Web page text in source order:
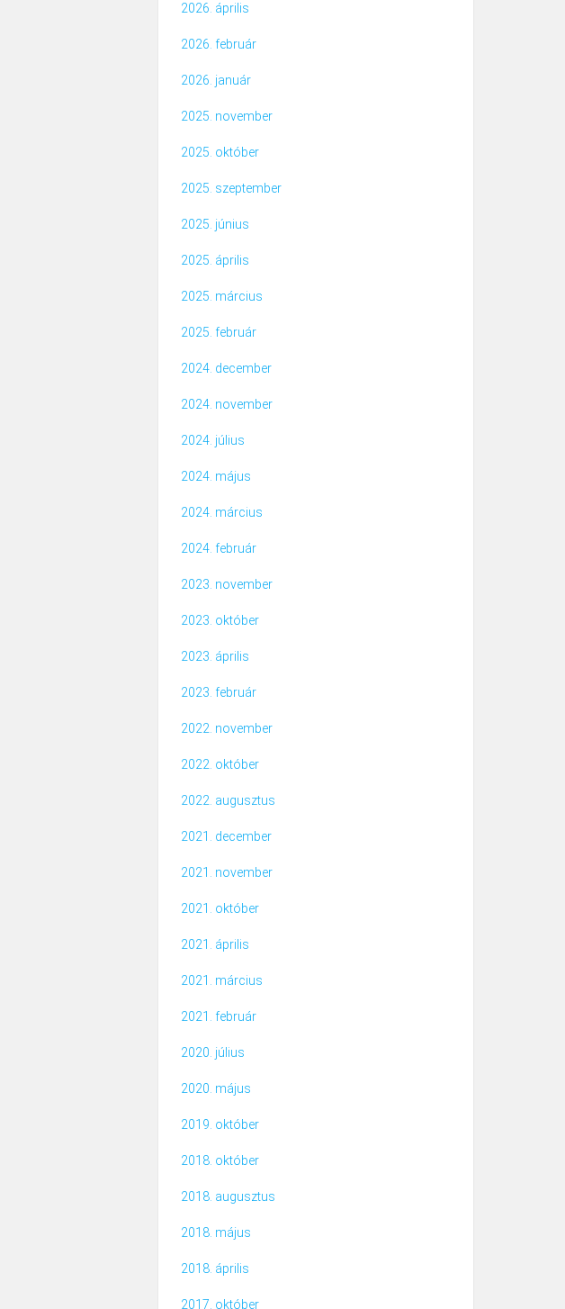
2026. április
2026. február
2026. január
2025. november
2025. október
2025. szeptember
2025. június
2025. április
2025. március
2025. február
2024. december
2024. november
2024. július
2024. május
2024. március
2024. február
2023. november
2023. október
2023. április
2023. február
2022. november
2022. október
2022. augusztus
2021. december
2021. november
2021. október
2021. április
2021. március
2021. február
2020. július
2020. május
2019. október
2018. október
2018. augusztus
2018. május
2018. április
2017. október